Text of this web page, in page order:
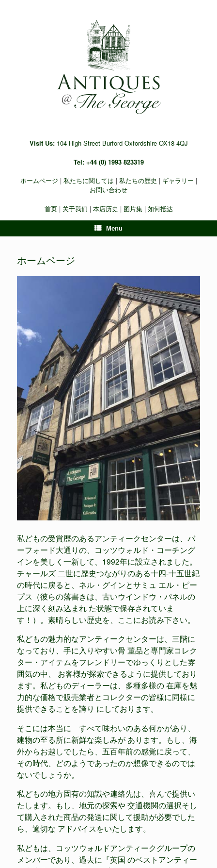
Visit Us: 104 High Street Burford Oxfordshire OX18 4QJ
Tel: +44 (0) 1993 823319
ホームページ | 私たちに関しては | 私たちの歴史 | ギャラリー |
お問い合わせ
首页| 关于我们 | 本店历史 | 图片集| 如何抵达
Menu
ホームページ
私どもの受賞歴のあるアンティークセンターは、バ
ーフォード大通りの、コッツウォルド・コーチング
インを美しく一新して、1992年に設立されました。
チャールズ 二世に歴史つながりのある十四‐十五世紀
の時代に戻ると、ネル・グインとサミュ エル・ピー
プス（彼らの落書きは、古いウインドウ・パネルの
上に深く刻み込まれ た状態で保存されていま
す！）。素晴らしい歴史を、ここにお読み下さい。
私どもの魅力的なアンティークセンターは、三階に
なっており、手に入りやすい骨 董品と専門家コレク
ター・アイテムをフレンドリーでゆっくりとした雰
囲気の中、 お客様が探索できるように提供しており
ます。私どものディーラーは、多種多様の 在庫を魅
力的な価格で販売業者とコレクターの皆様に同様に
提供できることを誇り にしております。
そこには本当に すべて味わいのある何かがあり、
建物の至る所に新鮮な楽しみが あります。もし、海
外からお越しでしたら、五百年前の感覚に戻って、
その時代、どのようであったのか想像できるのでは
ないでしょうか。
私どもの地方固有の知識や連絡先は、喜んで提供い
たします。もし、地元の探索や 交通機関の選択そし
て購入された商品の発送に関して援助が必要でした
ら、適切な アドバイスをいたします。
私どもは、コッツウォルドアンティークグループの
メンバーであり、過去に『英国 のベストアンティー